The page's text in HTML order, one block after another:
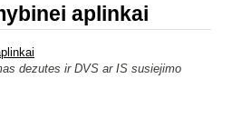
aplinkai
dezutes ir DVS ar IS susiejimo